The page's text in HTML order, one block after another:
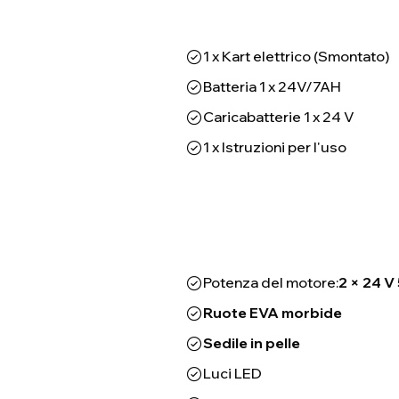
1 x Kart elettrico (Smontato)
Batteria 1 x 24V/7AH
Caricabatterie 1 x 24 V
1 x Istruzioni per l'uso
Potenza del motore:2 × 24 V
Ruote EVA morbide
Sedile in pelle
Luci LED